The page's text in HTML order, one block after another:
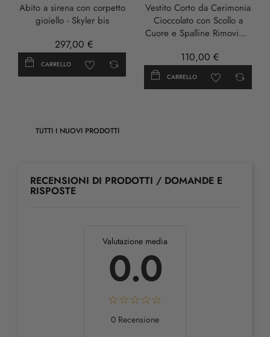
Abito a sirena con corpetto
gioiello - Skyler bis
297,00 €
CARRELLO
Vestito Corto da Cerimonia
Cioccolato con Scollo a
Cuore e Spalline Rimovibili
110,00 €
CARRELLO
TUTTI I NUOVI PRODOTTI
RECENSIONI DI PRODOTTI / DOMANDE E
RISPOSTE
Valutazione media
0.0
0 Recensione